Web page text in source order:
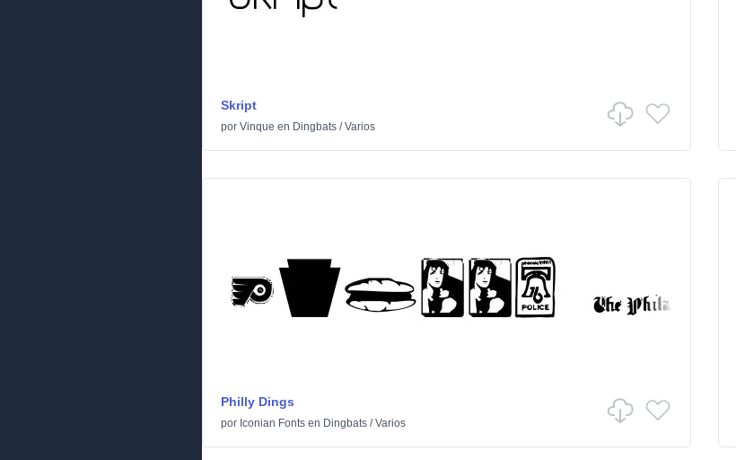
Skript
por Vinque en Dingbats /Varios
Philly Dings
por Iconian Fonts en Dingbats /Varios